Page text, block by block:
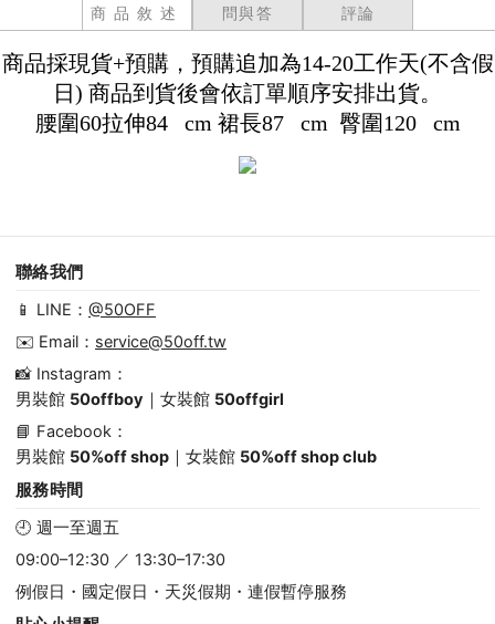
商品敘述 問與答 評論